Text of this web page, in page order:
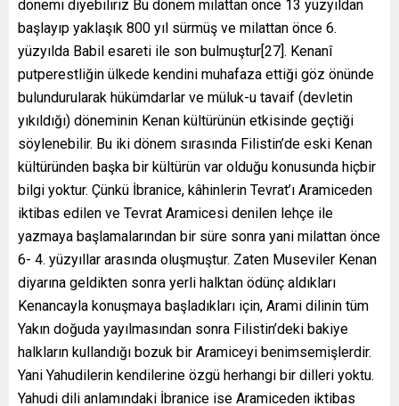
dönemi diyebiliriz Bu dönem milattan önce 13 yüzyıldan
başlayıp yaklaşık 800 yıl sürmüş ve milattan önce 6.
yüzyılda Babil esareti ile son bulmuştur[27]. Kenanî
putperestliğin ülkede kendini muhafaza ettiği göz önünde
bulundurularak hükümdarlar ve müluk-u tavaif (devletin
yıkıldığı) döneminin Kenan kültürünün etkisinde geçtiği
söylenebilir. Bu iki dönem sırasında Filistin’de eski Kenan
kültüründen başka bir kültürün var olduğu konusunda hiçbir
bilgi yoktur. Çünkü İbranice, kâhinlerin Tevrat’ı Aramiceden
iktibas edilen ve Tevrat Aramicesi denilen lehçe ile
yazmaya başlamalarından bir süre sonra yani milattan önce
6- 4. yüzyıllar arasında oluşmuştur. Zaten Museviler Kenan
diyarına geldikten sonra yerli halktan ödünç aldıkları
Kenancayla konuşmaya başladıkları için, Arami dilinin tüm
Yakın doğuda yayılmasından sonra Filistin’deki bakiye
halkların kullandığı bozuk bir Aramiceyi benimsemişlerdir.
Yani Yahudilerin kendilerine özgü herhangi bir dilleri yoktu.
Yahudi dili anlamındaki İbranice ise Aramiceden iktibas